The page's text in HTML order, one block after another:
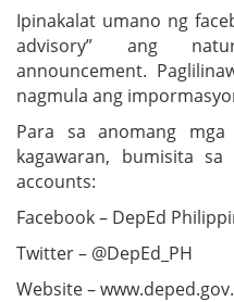
Ipinakalat umano ng
advisory” ang
announcement.
nagmula ang
Para sa anomang
kagawaran, bumisita
accounts:
Facebook – DepEd
Twitter – @DepEd_PH
Website –